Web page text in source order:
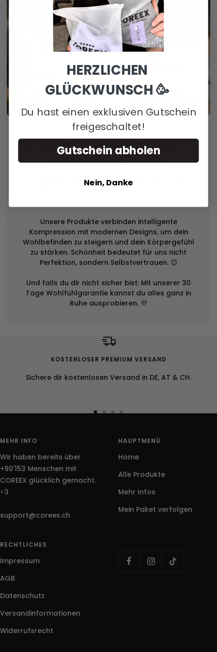
✨ Von Frauen für Frauen –
mit echter Mission.
30 Tage Wohlfühlgarantie!
Gestartet in der Schweiz, steht COREEX für
Unsere Produkte verbinden intelligente
Kompression mit modernen Designs, um dein
Wohlbefinden zu steigern und dein Körpergefühl
zu stärken. Schönheit bedeutet für uns nicht
Perfektion, sondern Selbstvertrauen. 😊
Und falls du dir nicht sicher bist: Mit unserer 30
Tage Wohlfühlgarantie kannst du alles ganz in
Ruhe ausprobieren. 💜
KOSTENLOSER PREMIUM VERSAND
Sichere dir kostenlosen Versand in DE, AT & CH.
gehengehen
4
gehen
MEHR INFO
Wir haben bereits über
+90'153 Menschen mit
COREEX glücklich gemacht.
<3
support@coreex.ch
HAUPTMENÜ
Home
Alle Produkte
Mehr Infos
Mein Paket verfolgen
RECHTLICHES
Impressum
AGB
Datenschutz
Versandinformationen
Widerrufsrecht
HERZLICHEN
GLÜCKWUNSCH 🥳
Du hast einen exklusiven Gutschein
freigeschaltet!
Gutschein abholen
Nein, Danke